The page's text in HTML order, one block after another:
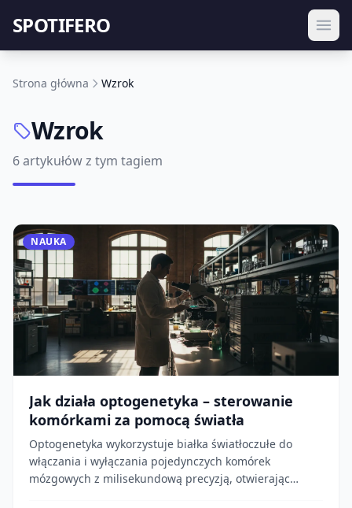
SPOTIFERO
Strona główna Wzrok
Wzrok
6 artykułów z tym tagiem
NAUKA
Jak działa optogenetyka – sterowanie
komórkami za pomocą światła
Optogenetyka wykorzystuje białka światłoczułe do
włączania i wyłączania pojedynczych komórek
mózgowych z milisekundową precyzją, otwierając